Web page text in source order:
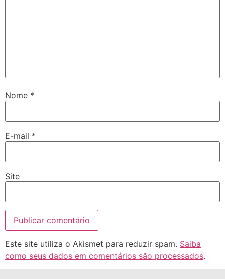
Nome *
E-mail *
Site
Este site utiliza o Akismet para reduzir spam. Saiba
como seus dados em comentários são processados.